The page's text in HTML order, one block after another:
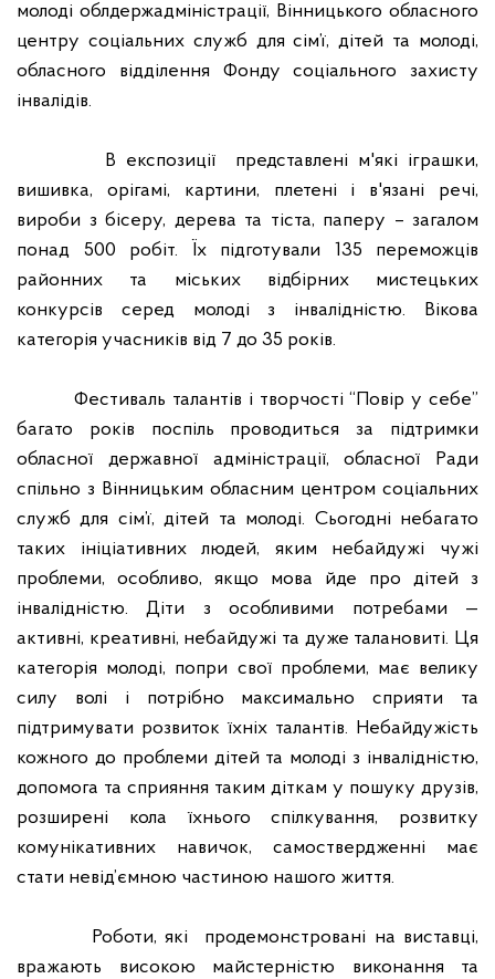
молоді облдержадміністрації, Вінницького обласного
центру соціальних служб для сім’ї, дітей та молоді,
обласного відділення Фонду соціального захисту
інвалідів.
В експозиції
представлені м'які іграшки,
вишивка, орігамі, картини, плетені і в'язані речі,
вироби з бісеру, дерева та тіста, паперу – загалом
понад 500 робіт. Їх підготували 135 переможців
районних та міських відбірних мистецьких
конкурсів серед молоді з інвалідністю. Вікова
категорія учасників від 7 до 35 років.
Фестиваль талантів і творчості “Повір у себе”
багато років поспіль проводиться за підтримки
обласної державної адміністрації, обласної Ради
спільно з Вінницьким обласним центром соціальних
служб для сім’ї, дітей та молоді. Сьогодні небагато
таких ініціативних людей, яким небайдужі чужі
проблеми, особливо, якщо мова йде про дітей з
інвалідністю. Діти з особливими потребами —
активні, креативні, небайдужі та дуже талановиті. Ця
категорія молоді, попри свої проблеми, має велику
силу волі і потрібно максимально сприяти та
підтримувати розвиток їхніх талантів. Небайдужість
кожного до проблеми дітей та молоді з інвалідністю,
допомога та сприяння таким діткам у пошуку друзів,
розширені кола їхнього спілкування, розвитку
комунікативних навичок, самоствердженні має
стати невід’ємною частиною нашого життя.
Роботи, які
продемонстровані на виставці,
вражають високою майстерністю виконання та